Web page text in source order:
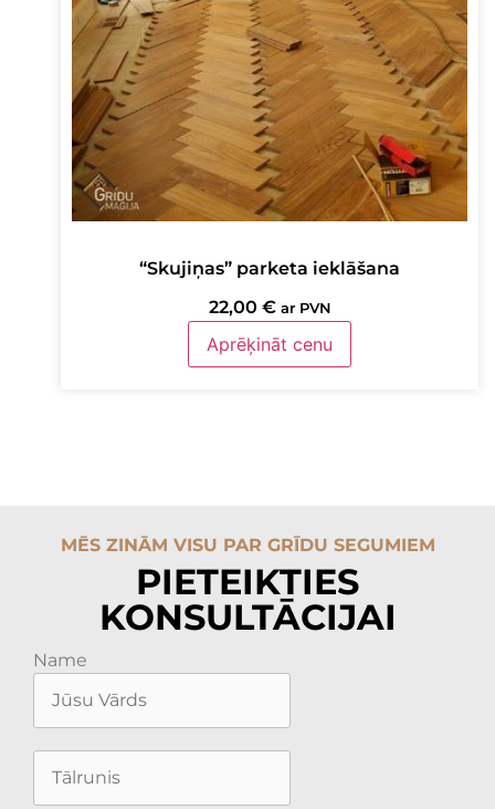
“Skujiņas” parketa ieklāšana
22,00 € ar PVN
Aprēķināt cenu
MĒS ZINĀM VISU PAR GRĪDU SEGUMIEM
PIETEIKTIES
KONSULTĀCIJAI
Name